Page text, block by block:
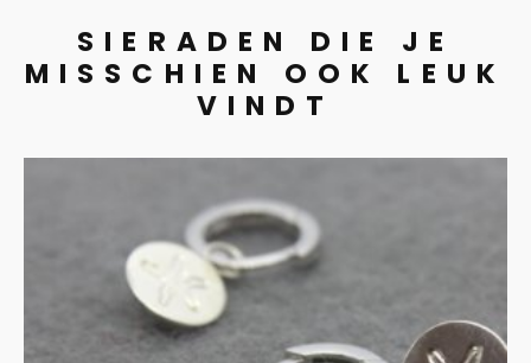
SIERADEN DIE JE
MISSCHIEN OOK LEUK
VINDT
Zilveren creolen met
zeester